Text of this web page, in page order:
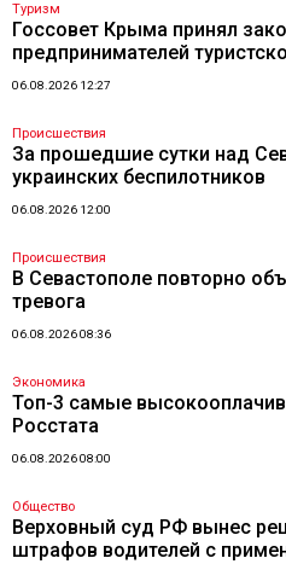
Туризм
Госсовет Крыма принял
предпринимателей
06.08.2026 12:27
Происшествия
За прошедшие сутки над
украинских беспилотников
06.08.2026 12:00
Происшествия
В Севастополе повторно
тревога
06.08.2026 08:36
Экономика
Топ-3 самые
Росстата
06.08.2026 08:00
Общество
Верховный суд РФ вынес
штрафов водителей с